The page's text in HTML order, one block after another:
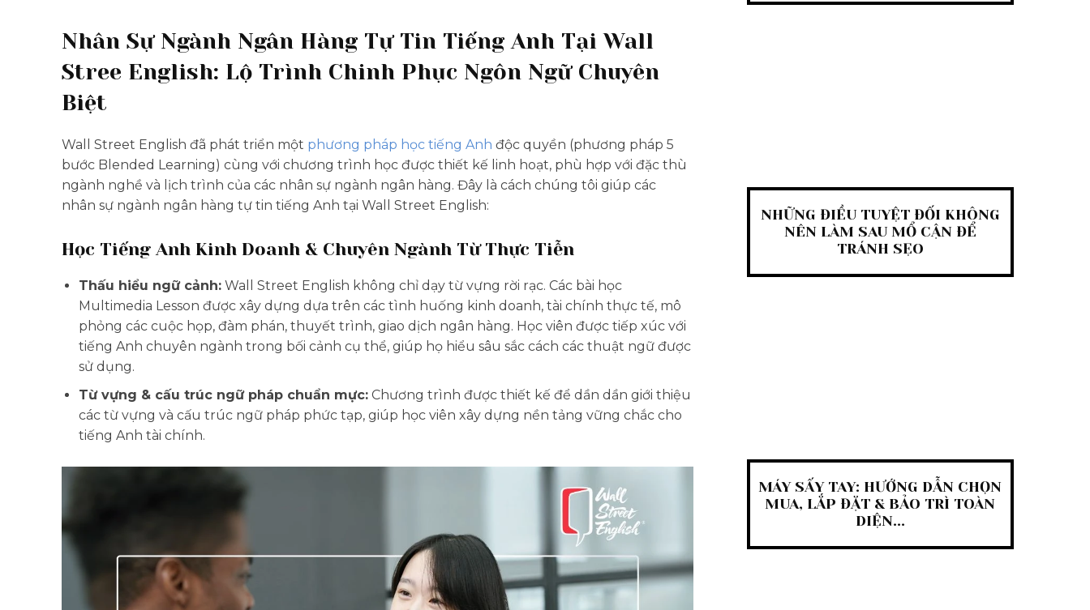
Nhân Sự Ngành Ngân Hàng Tự Tin Tiếng Anh Tại Wall
Stree English: Lộ Trình Chinh Phục Ngôn Ngữ Chuyên
Biệt
Wall Street English đã phát triển một phương pháp học tiếng Anh độc quyền (phương pháp 5
bước Blended Learning) cùng với chương trình học được thiết kế linh hoạt, phù hợp với đặc thù
ngành nghề và lịch trình của các nhân sự ngành ngân hàng. Đây là cách chúng tôi giúp các
nhân sự ngành ngân hàng tự tin tiếng Anh tại Wall Street English:
Học Tiếng Anh Kinh Doanh & Chuyên Ngành Từ Thực Tiễn
Thấu hiểu ngữ cảnh: Wall Street English không chỉ dạy từ vựng rời rạc. Các bài học
Multimedia Lesson được xây dựng dựa trên các tình huống kinh doanh, tài chính thực tế, mô
phỏng các cuộc họp, đàm phán, thuyết trình, giao dịch ngân hàng. Học viên được tiếp xúc với
tiếng Anh chuyên ngành trong bối cảnh cụ thể, giúp họ hiểu sâu sắc cách các thuật ngữ được
sử dụng.
Từ vựng & cấu trúc ngữ pháp chuẩn mực: Chương trình được thiết kế để dần dần giới thiệu
các từ vựng và cấu trúc ngữ pháp phức tạp, giúp học viên xây dựng nền tảng vững chắc cho
tiếng Anh tài chính.
NHỮNG ĐIỀU TUYỆT ĐỐI KHÔNG
NÊN LÀM SAU MỔ CẬN ĐỂ
TRÁNH SẸO
MÁY SẤY TAY: HƯỚNG DẪN CHỌN
MUA, LẮP ĐẶT & BẢO TRÌ TOÀN
DIỆN...